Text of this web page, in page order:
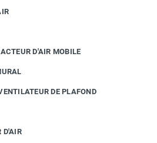
D'AIR MOBILE
DE PLAFOND
D'AIR